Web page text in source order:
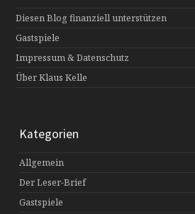
Diesen Blog finanziell unterstützen
Gastspiele
Impressum & Datenschutz
Über Klaus Kelle
Kategorien
Allgemein
Der Leser-Brief
Gastspiele